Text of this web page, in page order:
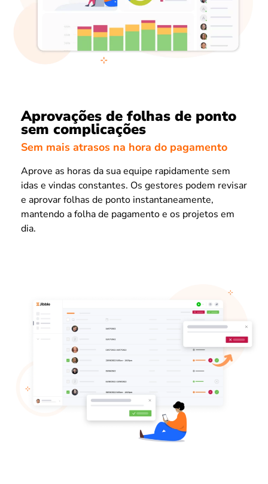
Aprovações de folhas de ponto
sem complicações
Sem mais atrasos na hora do pagamento
Aprove as horas da sua equipe rapidamente sem
idas e vindas constantes. Os gestores podem revisar
e aprovar folhas de ponto instantaneamente,
mantendo a folha de pagamento e os projetos em
dia.